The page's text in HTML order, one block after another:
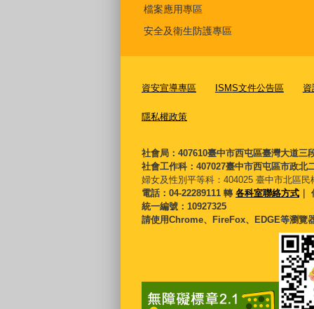
檔案應用專區
安全及衛生防護專區
資安宣導專區 ISMS文件公告區
隱私權政策
社會局：407610臺中市西屯區臺灣大道三
社會工作科：407027臺中市西屯區市政北
婦女及性別平等科： 404025 臺中市北區民
電話：04-22289111 轉 各科室聯絡方式
統一編號：10927325
請使用Chrome、FireFox、EDGE等瀏覽